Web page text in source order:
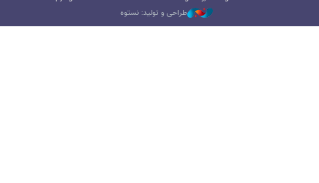
طراحی و تولید: نستوه